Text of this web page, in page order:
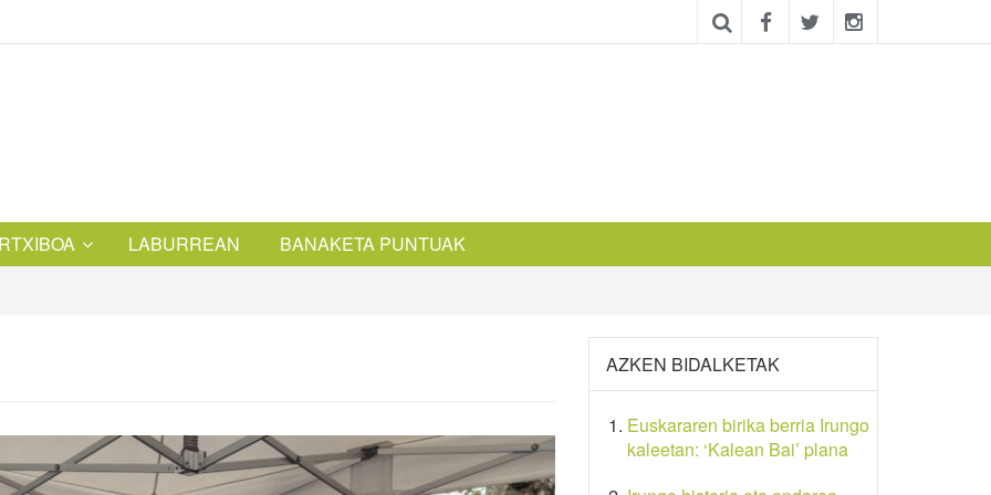
LABURREAN BANAKETA PUNTUAK
AZKEN BIDALKETAK
Euskararen birika berria Irungo
kaleetan: ‘Kalean Bai’ plana